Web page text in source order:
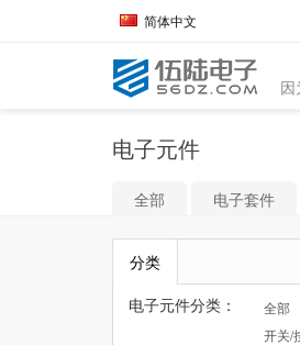
简体中文
电子元件
全部 电子套件
分类
电子元件分类：
全部
开关/